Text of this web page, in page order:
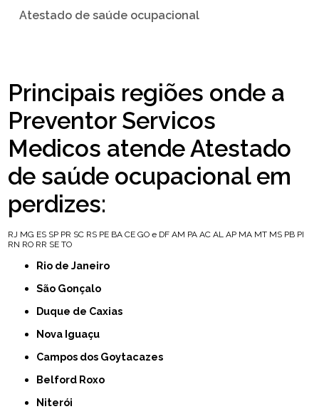
Atestado de saúde ocupacional
Principais regiões onde a
Preventor Servicos
Medicos atende Atestado
de saúde ocupacional em
perdizes:
RJ MG ES SP PR SC RS PE BA CE GO e DF AM PA AC AL AP MA MT MS PB PI
RN RO RR SE TO
Rio de Janeiro
São Gonçalo
Duque de Caxias
Nova Iguaçu
Campos dos Goytacazes
Belford Roxo
Niterói